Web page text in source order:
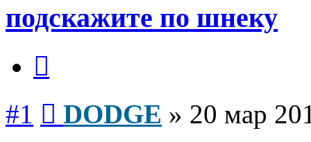
подскажите по шнеку
#1 DODGE » 20 мар